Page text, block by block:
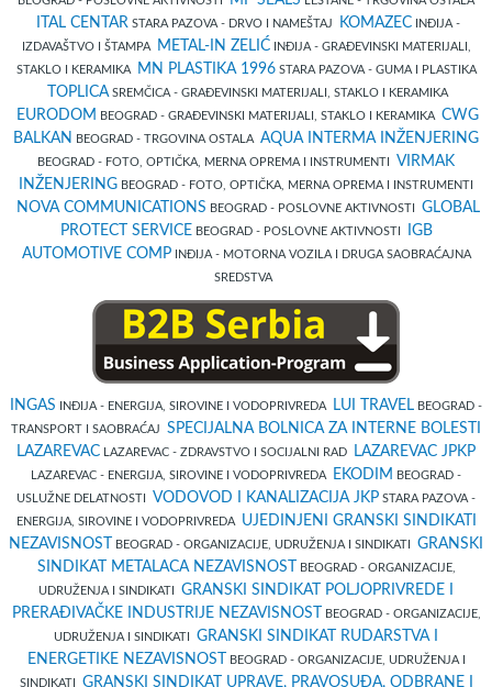
ITAL CENTAR STARA PAZOVA - DRVO I NAMEŠTAJ KOMAZECINĐIJA -
IZDAVAŠTVO I ŠTAMPA
METAL-IN ZELIĆINĐIJA - GRAĐEVINSKI MATERIJALI,
STAKLO I KERAMIKA
MN PLASTIKA 1996STARA PAZOVA - GUMA I PLASTIKA
TOPLICA SREMČICA - GRAĐEVINSKI MATERIJALI, STAKLO I KERAMIKA
EURODOM BEOGRAD - GRAĐEVINSKI MATERIJALI, STAKLO I KERAMIKA CWG
BALKAN
BEOGRAD - TRGOVINA OSTALA AQUA INTERMA INŽENJERING
BEOGRAD - FOTO, OPTIČKA, MERNA OPREMA I INSTRUMENTI VIRMAK
INŽENJERING BEOGRAD - FOTO, OPTIČKA, MERNA OPREMA I INSTRUMENTI
NOVA COMMUNICATIONS BEOGRAD - POSLOVNE AKTIVNOSTI GLOBAL
PROTECT SERVICE BEOGRAD - POSLOVNE AKTIVNOSTI
IGB
AUTOMOTIVE COMPINĐIJA - MOTORNA VOZILA I DRUGA SAOBRAĆAJNA
SREDSTVA
INGAS INĐIJA - ENERGIJA, SIROVINE I VODOPRIVREDA LUI TRAVEL BEOGRAD -
TRANSPORT I SAOBRAĆAJ SPECIJALNA BOLNICA ZA INTERNE BOLESTI
LAZAREVAC LAZAREVAC - ZDRAVSTVO I SOCIJALNI RAD LAZAREVAC JPKP
LAZAREVAC - ENERGIJA, SIROVINE I VODOPRIVREDA EKODIM
BEOGRAD -
USLUŽNE DELATNOSTI VODOVOD I KANALIZACIJA JKP STARA PAZOVA -
ENERGIJA, SIROVINE I VODOPRIVREDA
UJEDINJENI GRANSKI SINDIKATI
NEZAVISNOST
BEOGRAD - ORGANIZACIJE, UDRUŽENJA I SINDIKATI GRANSKI
SINDIKAT METALACA NEZAVISNOST
BEOGRAD - ORGANIZACIJE,
UDRUŽENJA I SINDIKATI GRANSKI SINDIKAT POLJOPRIVREDE I
PRERAĐIVAČKE INDUSTRIJE NEZAVISNOST
BEOGRAD - ORGANIZACIJE,
UDRUŽENJA I SINDIKATI GRANSKI SINDIKAT RUDARSTVA I
ENERGETIKE NEZAVISNOST
BEOGRAD - ORGANIZACIJE, UDRUŽENJA I
SINDIKATI GRANSKI SINDIKAT UPRAVE, PRAVOSUĐA, ODBRANE I